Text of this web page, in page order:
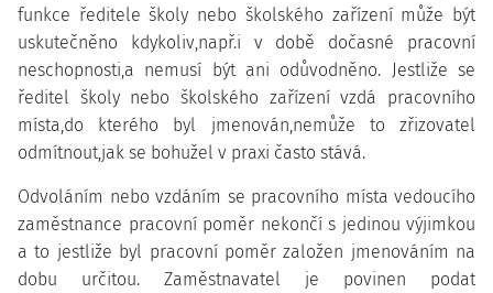
funkce ředitele školy nebo školského zařízení může být
uskutečněno kdykoliv,např.i v době dočasné pracovní
neschopnosti,a nemusí být ani odůvodněno. Jestliže se
ředitel školy nebo školského zařízení vzdá pracovního
místa,do kterého byl jmenován,nemůže to zřizovatel
odmítnout,jak se bohužel v praxi často stává.
Odvoláním nebo vzdáním se pracovního místa vedoucího
zaměstnance pracovní poměr nekončí s jedinou výjimkou
a to jestliže byl pracovní poměr založen jmenováním na
dobu určitou. Zaměstnavatel je povinen podat